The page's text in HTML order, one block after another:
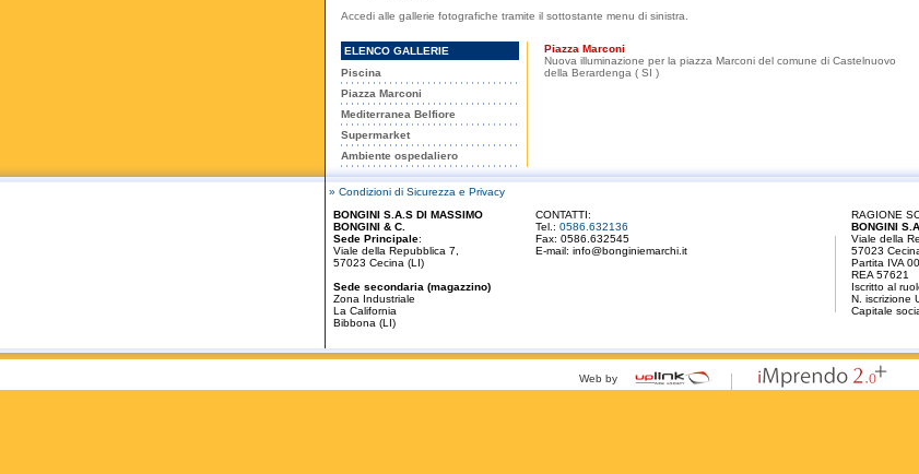
Accedi alle gallerie fotografiche tramite il sottostante menu di sinistra.
ELENCO GALLERIE
Piscina
Piazza Marconi
Mediterranea Belfiore
Supermarket
Ambiente ospedaliero
Piazza Marconi
Nuova illuminazione per la piazza Marconi del comune di Castelnuovo
della Berardenga ( SI )
» Condizioni di Sicurezza e Privacy
BONGINI S.A.S DI MASSIMO
BONGINI & C.
Sede Principale:
Viale della Repubblica 7,
57023 Cecina (LI)
Sede secondaria (magazzino)
Zona Industriale
La California
Bibbona (LI)
CONTATTI:
Tel.: 0586.632136
Fax: 0586.632545
E-mail: info@bonginiemarchi.it
RAGIONE
BONGINI
Viale della
57023
Partita IVA
REA 57621
Iscritto al
N. iscrizione
Capitale
Web by